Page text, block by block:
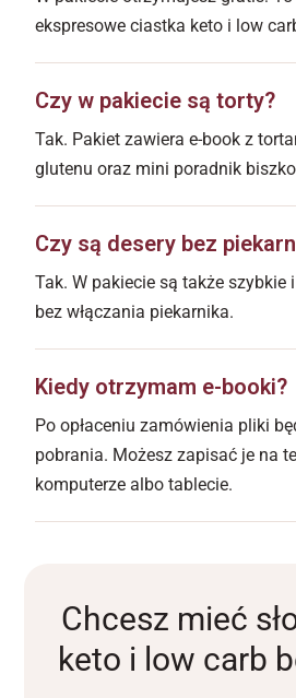
ekspresowe ciastka keto i low
Czy w pakiecie są torty?
Tak. Pakiet zawiera e-book z
glutenu oraz mini poradnik
Czy są desery bez
Tak. W pakiecie są także szybkie
bez włączania piekarnika.
Kiedy otrzymam e-booki?
Po opłaceniu zamówienia pliki
pobrania. Możesz zapisać je na
komputerze albo tablecie.
Chcesz mieć
keto i low carb